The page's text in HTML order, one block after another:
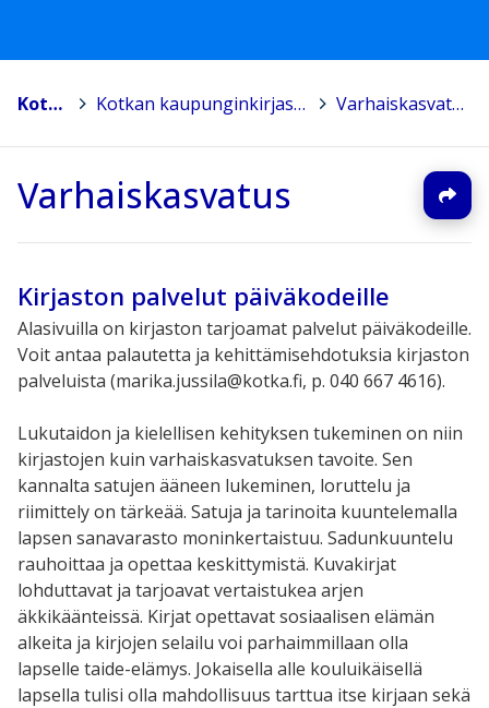
Kotka Kotkan kaupunginkirjasto > Varhaiskasvatus
Varhaiskasvatus
Kirjaston palvelut päiväkodeille
Alasivuilla on kirjaston tarjoamat palvelut päiväkodeille.
Voit antaa palautetta ja kehittämisehdotuksia kirjaston
palveluista (marika.jussila@kotka.fi, p. 040 667 4616).
Lukutaidon ja kielellisen kehityksen tukeminen on niin
kirjastojen kuin varhaiskasvatuksen tavoite. Sen
kannalta satujen ääneen lukeminen, loruttelu ja
riimittely on tärkeää. Satuja ja tarinoita kuuntelemalla
lapsen sanavarasto moninkertaistuu. Sadunkuuntelu
rauhoittaa ja opettaa keskittymistä. Kuvakirjat
lohduttavat ja tarjoavat vertaistukea arjen
äkkikäänteissä. Kirjatopettavat sosiaalisen elämän
alkeita ja kirjojen selailu voi parhaimmillaan olla
lapselle taide-elämys. Jokaisella alle kouluikäisellä
lapsella tulisi olla mahdollisuus tarttua itse kirjaan sekä